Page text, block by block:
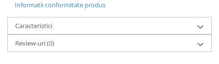
Informatii conformitate produs
Caracteristici
Review-uri(0)